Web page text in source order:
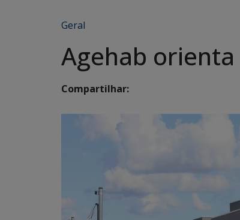
Geral
Agehab
Compartilhar: